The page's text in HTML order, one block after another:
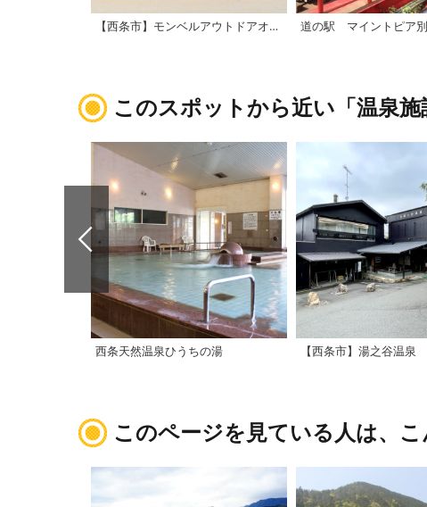
【西条市】モンベルアウトドアオアシス石鎚 道の駅 マイントピア
このスポットから近い「温泉施
西条天然温泉ひうちの湯 【西条市】湯之谷温泉
このページを見ている人は、